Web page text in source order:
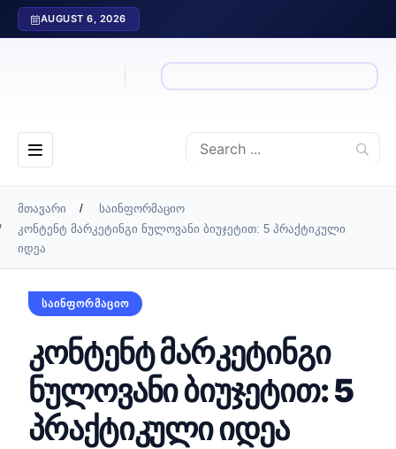
AUGUST 6, 2026
მთავარი
საინფორმაციო
კონტენტ მარკეტინგი ნულოვანი ბიუჯეტით: 5 პრაქტიკული
იდეა
ᲡᲐᲘᲜᲤᲝᲠᲛᲐᲪᲘᲝ
კონტენტ მარკეტინგი
ნულოვანი ბიუჯეტით: 5
პრაქტიკული იდეა